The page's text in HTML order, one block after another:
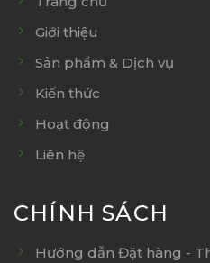
Giới thiệu
Sản phẩm & Dịch vụ
Kiến thức
Hoạt động
Liên hệ
CHÍNH SÁCH
Hướng dẫn Đặt hàng -